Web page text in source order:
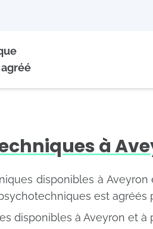
à
disponibles à
est agréés
disponibles à Aveyron et à